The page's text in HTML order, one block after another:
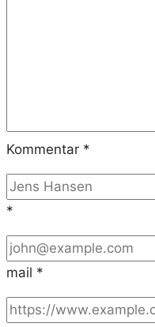
Kommentar *
*
mail *